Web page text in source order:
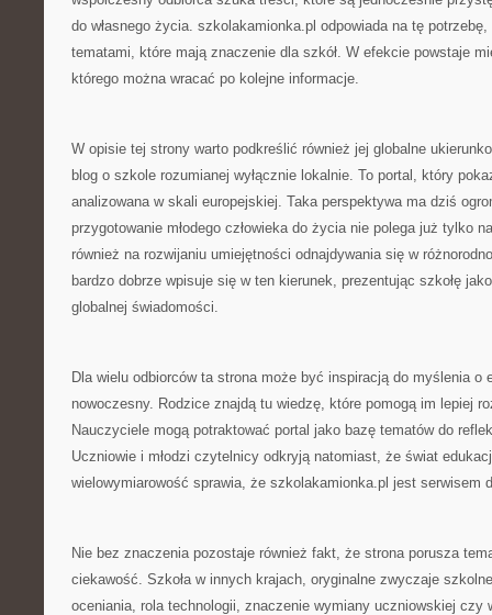
do własnego życia. szkolakamionka.pl odpowiada na tę
tematami, które mają znaczenie dla szkół. W efekcie powstaje
którego można wracać po kolejne informacje.
W opisie tej strony warto podkreślić również jej globalne
blog o szkole rozumianej wyłącznie lokalnie. To portal, który
analizowana w skali europejskiej. Taka perspektywa ma dziś
przygotowanie młodego człowieka do życia nie polega już tylko
również na rozwijaniu umiejętności odnajdywania się w
bardzo dobrze wpisuje się w ten kierunek, prezentując szkołę
globalnej świadomości.
Dla wielu odbiorców ta strona może być inspiracją do myślenia o
nowoczesny. Rodzice znajdą tu wiedzę, które pomogą im lepiej
Nauczyciele mogą potraktować portal jako bazę tematów do
Uczniowie i młodzi czytelnicy odkryją natomiast, że świat
wielowymiarowość sprawia, że szkolakamionka.pl jest serwisem
Nie bez znaczenia pozostaje również fakt, że strona porusza
ciekawość. Szkoła w innych krajach, oryginalne zwyczaje
oceniania, rola technologii, znaczenie wymiany uczniowskiej czy